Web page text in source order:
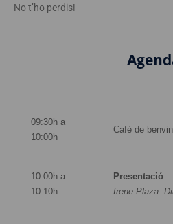
No t’ho perdis!
09:30h a
10:00h
Cafè de
10:00h a
10:10h
Presentació
Irene Plaza.